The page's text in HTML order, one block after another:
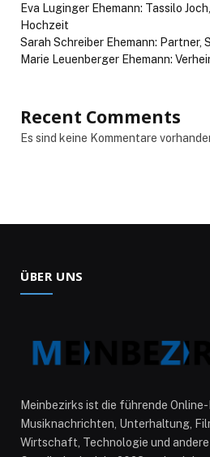
Eva Luginger Ehemann: Tassilo
Hochzeit
Sarah Schreiber Ehemann: Partner,
Marie Leuenberger Ehemann:
Recent Comments
Es sind keine Kommentare
ÜBER UNS
Meinbezirks ist die führende
Musiknachrichten, Unterhaltung,
Wirtschaft, Technologie und